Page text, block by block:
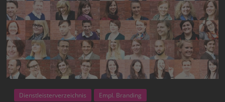
Dienstleisterverzeichnis
Empl. Branding